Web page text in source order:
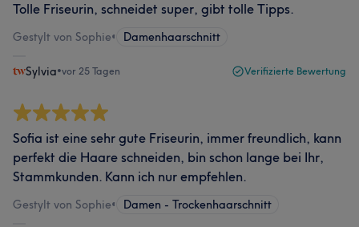
Tolle Friseurin, schneidet super, gibt tolle Tipps.
Gestylt von Sophie• Damenhaarschnitt
Sylvia•vor 25 Tagen Verifizierte Bewertung
Sofia ist eine sehr gute Friseurin, immer freundlich, kann
perfekt die Haare schneiden, bin schon lange bei Ihr,
Stammkunden. Kann ich nur empfehlen.
Gestylt von Sophie• Damen - Trockenhaarschnitt